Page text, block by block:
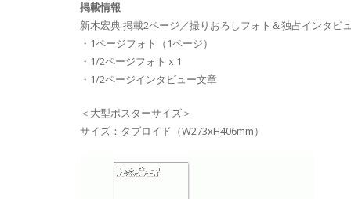
掲載情報
新木宏典 掲載2ページ／撮りおろしフォト＆独占インタビ
・1ページフォト（1ページ）
・1/2ページフォトｘ1
・1/2ページインタビュー文章
＜大型ポスターサイズ＞
サイズ：タブロイド（W273xH406mm）